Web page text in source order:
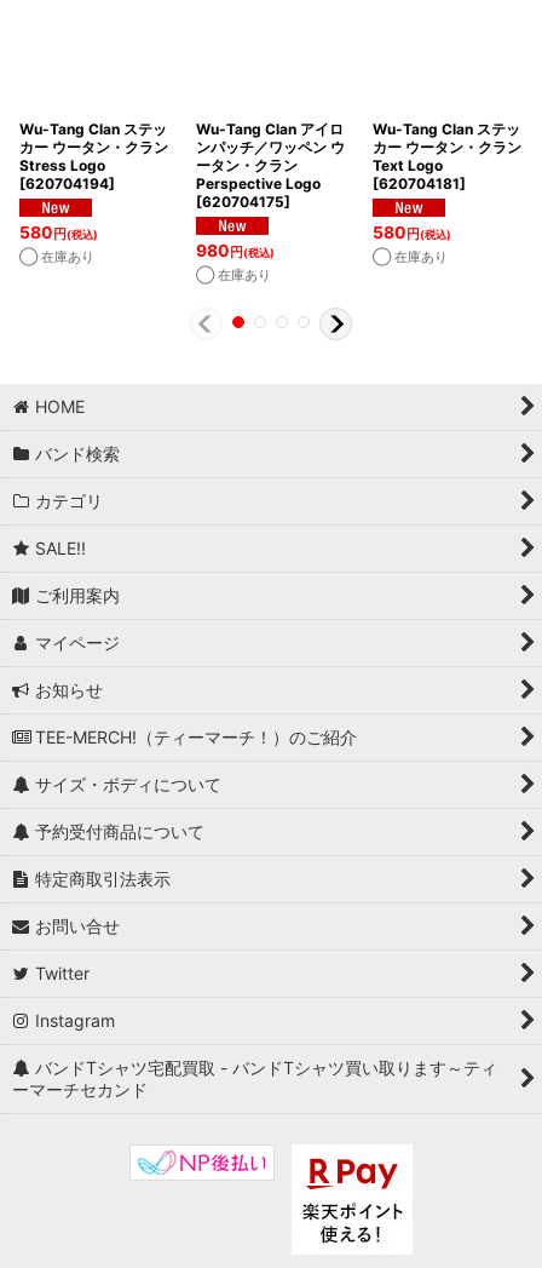
Wu-Tang Clan ステッ
カー ウータン・クラン
Stress Logo
[620704194]
580 円(税込)
◯ 在庫あり
Wu-Tang Clan アイロ
ンパッチ／ワッペン ウ
ータン・クラン
Perspective Logo
[620704175]
980 円(税込)
◯ 在庫あり
Wu-Tang Clan ステッ
カー ウータン・クラン
Text Logo
[620704181]
580 円(税込)
◯ 在庫あり
HOME
バンド検索
カテゴリ
SALE!!
ご利用案内
マイページ
お知らせ
TEE-MERCH!（ティーマーチ！）のご紹介
サイズ・ボディについて
予約受付商品について
特定商取引法表示
お問い合せ
Twitter
Instagram
バンドTシャツ宅配買取 - バンドTシャツ買い取ります～ティ
ーマーチセカンド